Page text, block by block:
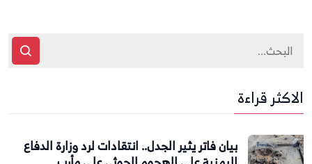
الاكثر قراءة
بيان فاتر يثير الجدل.. انتقادات لرد وزارة الدفاع